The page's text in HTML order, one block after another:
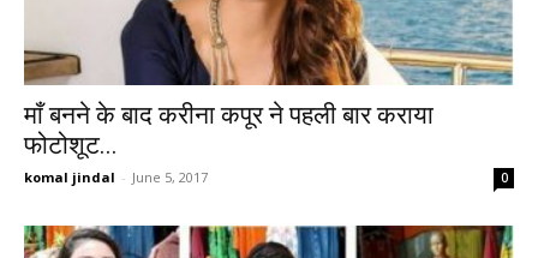
माँ बनने के बाद करीना कपूर ने पहली बार कराया
फोटोशूट...
komal jindal - June 5, 2017 0